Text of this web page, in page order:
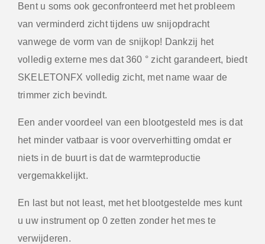
Bent u soms ook geconfronteerd met het probleem
van verminderd zicht tijdens uw snijopdracht
vanwege de vorm van de snijkop! Dankzij het
volledig externe mes dat 360 ° zicht garandeert, biedt
SKELETONFX volledig zicht, met name waar de
trimmer zich bevindt.
Een ander voordeel van een blootgesteld mes is dat
het minder vatbaar is voor oververhitting omdat er
niets in de buurt is dat de warmteproductie
vergemakkelijkt.
En last but not least, met het blootgestelde mes kunt
u uw instrument op 0 zetten zonder het mes te
verwijderen.